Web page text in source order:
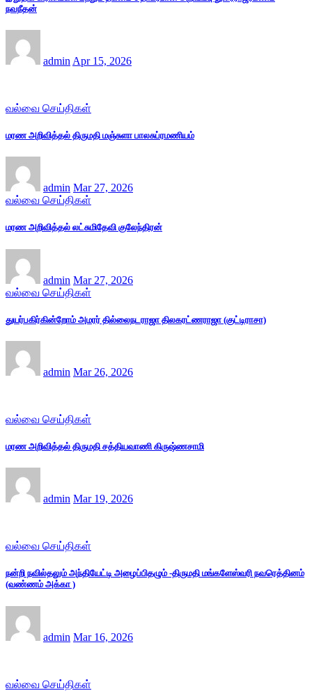
நவநீதன்
admin Apr 15, 2026
வல்வை செய்திகள்
மரண அறிவித்தல் திருமதி மஞ்சுளா பாலசுப்ரமணியம்
admin Mar 27, 2026
வல்வை செய்திகள்
மரண அறிவித்தல் லட்சுமிதேவி குலேந்திரன்
admin Mar 27, 2026
வல்வை செய்திகள்
துயர்பகிர்கின்றோம் அமரர் தில்லைநடராஜா திலகரட்ணராஜா (குட்டிராசா)
admin Mar 26, 2026
வல்வை செய்திகள்
மரண அறிவித்தல் திருமதி சத்தியவாணி கிருஷ்ணசாமி
admin Mar 19, 2026
வல்வை செய்திகள்
நன்றி நவில்தலும் அந்தியேட்டி அழைப்பிதழும் -திருமதி மங்களேஸ்வரி நவரெத்தினம்
(வண்ணம் அக்கா )
admin Mar 16, 2026
வல்வை செய்திகள்